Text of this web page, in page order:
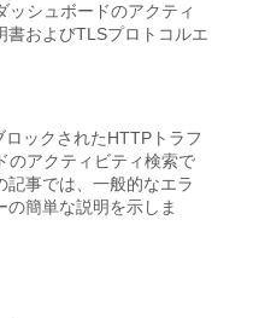
ッシュボードのアクティ
書およびTLSプロトコルエ
ックされたHTTPトラフ
のアクティビティ検索で
事では、一般的なエラ
簡単な説明を示しま